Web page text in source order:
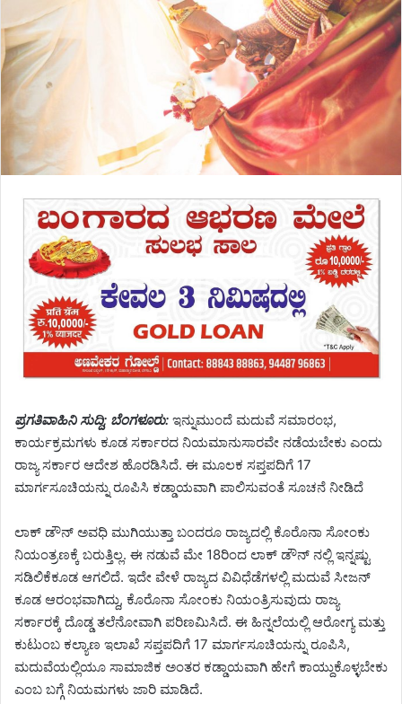
ಪ್ರಗತಿವಾಹಿನಿ ಸುದ್ದಿ; ಬೆಂಗಳೂರು: ಇನ್ನುಮುಂದೆ ಮದುವೆ ಸಮಾರಂಭ,
ಕಾರ್ಯಕ್ರಮಗಳು ಕೂಡ ಸರ್ಕಾರದ ನಿಯಮಾನುಸಾರವೇ ನಡೆಯಬೇಕು ಎಂದು
ರಾಜ್ಯ ಸರ್ಕಾರ ಆದೇಶ ಹೊರಡಿಸಿದೆ. ಈ ಮೂಲಕ ಸಪ್ತಪದಿಗೆ 17
ಮಾರ್ಗಸೂಚಿಯನ್ನು ರೂಪಿಸಿ ಕಡ್ಡಾಯವಾಗಿ ಪಾಲಿಸುವಂತೆ ಸೂಚನೆ ನೀಡಿದೆ
ಲಾಕ್ ಡೌನ್ ಅವಧಿ ಮುಗಿಯುತ್ತಾ ಬಂದರೂ ರಾಜ್ಯದಲ್ಲಿ ಕೊರೊನಾ ಸೋಂಕು
ನಿಯಂತ್ರಣಕ್ಕೆ ಬರುತ್ತಿಲ್ಲ. ಈ ನಡುವೆ ಮೇ 18ರಿಂದ ಲಾಕ್ ಡೌನ್ ನಲ್ಲಿ ಇನ್ನಷ್ಟು
ಸಡಿಲಿಕೆಕೂಡ ಆಗಲಿದೆ. ಇದೇ ವೇಳೆ ರಾಜ್ಯದ ವಿವಿಧೆಡೆಗಳಲ್ಲಿ ಮದುವೆ ಸೀಜನ್
ಕೂಡ ಆರಂಭವಾಗಿದ್ದು, ಕೊರೊನಾ ಸೋಂಕು ನಿಯಂತ್ರಿಸುವುದು ರಾಜ್ಯ
ಸರ್ಕಾರಕ್ಕೆ ದೊಡ್ಡ ತಲೆನೋವಾಗಿ ಪರಿಣಮಿಸಿದೆ. ಈ ಹಿನ್ನಲೆಯಲ್ಲಿ ಆರೋಗ್ಯ ಮತ್ತು
ಕುಟುಂಬ ಕಲ್ಯಾಣ ಇಲಾಖೆ ಸಪ್ತಪದಿಗೆ 17 ಮಾರ್ಗಸೂಚಿಯನ್ನು ರೂಪಿಸಿ,
ಮದುವೆಯಲ್ಲಿಯೂ ಸಾಮಾಜಿಕ ಅಂತರ ಕಡ್ಡಾಯವಾಗಿ ಹೇಗೆ ಕಾಯ್ದುಕೊಳ್ಳಬೇಕು
ಎಂಬ ಬಗ್ಗೆ ನಿಯಮಗಳು ಜಾರಿ ಮಾಡಿದೆ.